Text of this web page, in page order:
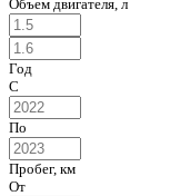
Объем двигателя, л
Год
С
По
Пробег, км
От